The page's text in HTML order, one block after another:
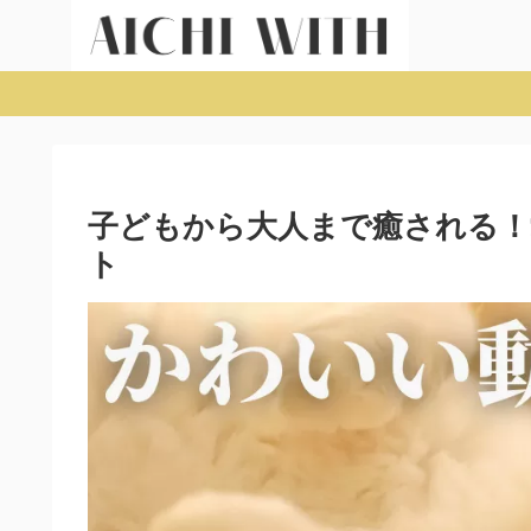
子どもから大人まで癒される
ト